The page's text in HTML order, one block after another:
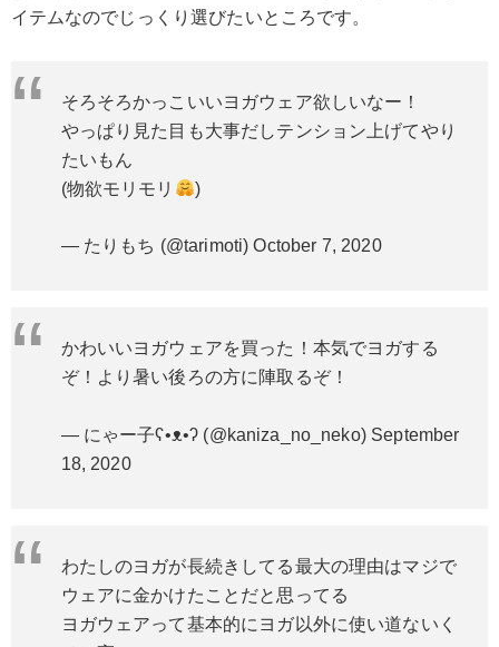
イテムなのでじっくり選びたいところです。
そろそろかっこいいヨガウェア欲しいなー！
やっぱり見た目も大事だしテンション上げてやり
たいもん
(物欲モリモリ
)
— たりもち (@tarimoti)October 7, 2020
かわいいヨガウェアを買った！本気でヨガする
ぞ！より暑い後ろの方に陣取るぞ！
— にゃー子ʕ•ᴥ•ʔ (@kaniza_no_neko) September
18, 2020
わたしのヨガが長続きしてる最大の理由はマジで
ウェアに金かけたことだと思ってる
ヨガウェアって基本的にヨガ以外に使い道ないく